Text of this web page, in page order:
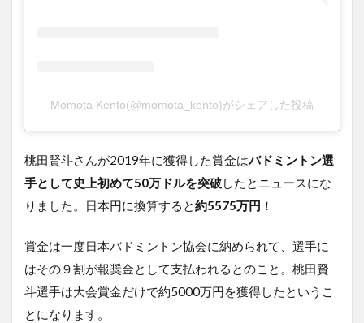
Momota Kento(@momota_kento)がシェアした投稿
桃田賢斗さんが2019年に獲得した賞金はバドミントン選
手として史上初めて50万ドルを突破したとニュースにな
りました。日本円に換算すると約5575万円 ！
賞金は一度日本バドミントン協会に納められて、選手に
はその９割が報奨金として支払われるとのこと。桃田賢
斗選手は大会賞金だけで約5000万円を獲得したというこ
とになります。